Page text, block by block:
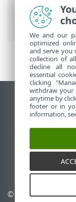
서버> 클
스터 설정
데스크톱 사
End of Life
ESET 지식 베
ESET Status
국가별 지원
© 1992 - 2025
We and our
optimized
and serve you
collection of
decline all
essential
clicking
withdraw your
anytime by
footer or in
information,